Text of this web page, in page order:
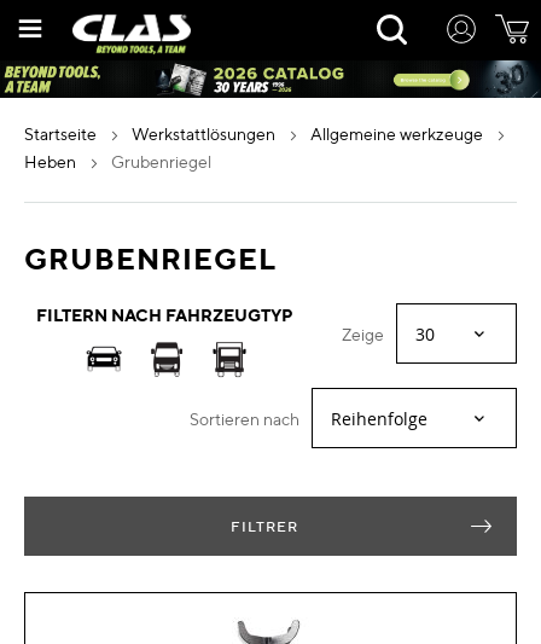
Inhalt
Rechercher
startseite werkstattlösungen
allgemeine werkzeuge
heben
grubenriegel
GRUBENRIEGEL
FILTERN NACH FAHRZEUGTYP
Zeige
Sortieren nach
FILTRER